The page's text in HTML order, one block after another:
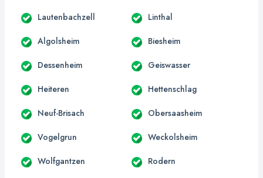
Lautenbachzell Linthal
Algolsheim Biesheim
Dessenheim Geiswasser
Heiteren Hettenschlag
Neuf-Brisach Obersaasheim
Vogelgrun Weckolsheim
Wolfgantzen Rodern